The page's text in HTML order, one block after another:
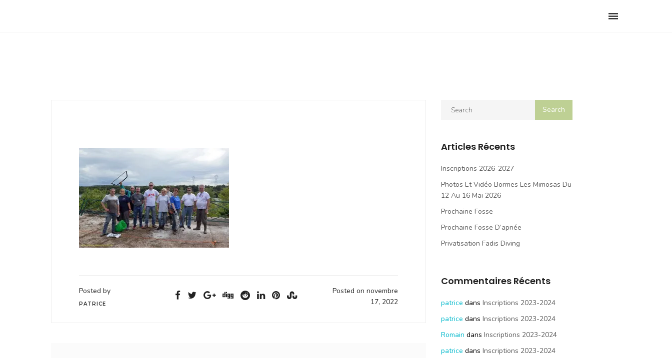
Toggle
Posted by
PATRICE
Posted on novembre
17, 2022
Articles Récents
Inscriptions 2026-2027
Photos Et Vidéo Bormes Les Mimosas Du
12 Au 16 Mai 2026
Prochaine Fosse
Prochaine Fosse D’apnée
Privatisation Fadis Diving
Commentaires Récents
patrice dans Inscriptions 2023-2024
patrice dans Inscriptions 2023-2024
Romain dans Inscriptions 2023-2024
patrice dans Inscriptions 2023-2024